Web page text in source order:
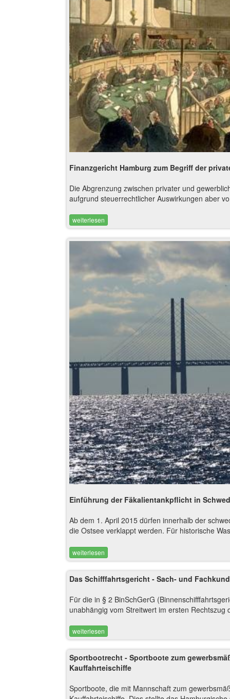
Finanzgericht Hamburg zum Begriff der
Die Abgrenzung zwischen privater und
aufgrund steuerrechtlicher Auswirkungen aber
weiterlesen
Einführung der Fäkalientankpflicht in
Ab dem 1. April 2015 dürfen innerhalb der
die Ostsee verklappt werden. Für historische
weiterlesen
Das Schifffahrtsgericht - Sach- und
Für die in § 2 BinSchGerG
unabhängig vom Streitwert im ersten
weiterlesen
Sportbootrecht - Sportboote zum
Kauffahrteischiffe
Sportboote, die mit Mannschaft zum